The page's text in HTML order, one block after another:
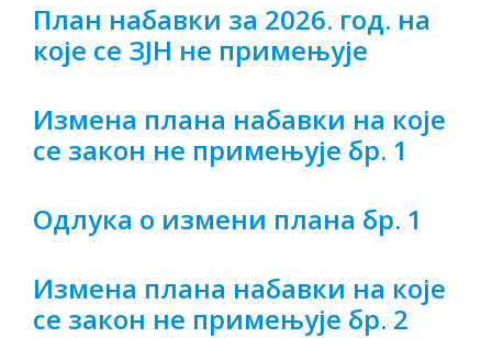
План набавки за 2026. год. на
које се ЗЈН не примењује
Измена плана набавки на које
се закон не примењује бр. 1
Одлука о измени плана бр. 1
Измена плана набавки на које
се закон не примењује бр. 2